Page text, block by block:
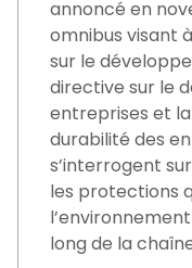
annoncé en
omnibus visant
sur le
directive sur le
entreprises et
durabilité des
s’interrogent
les protections
long de la